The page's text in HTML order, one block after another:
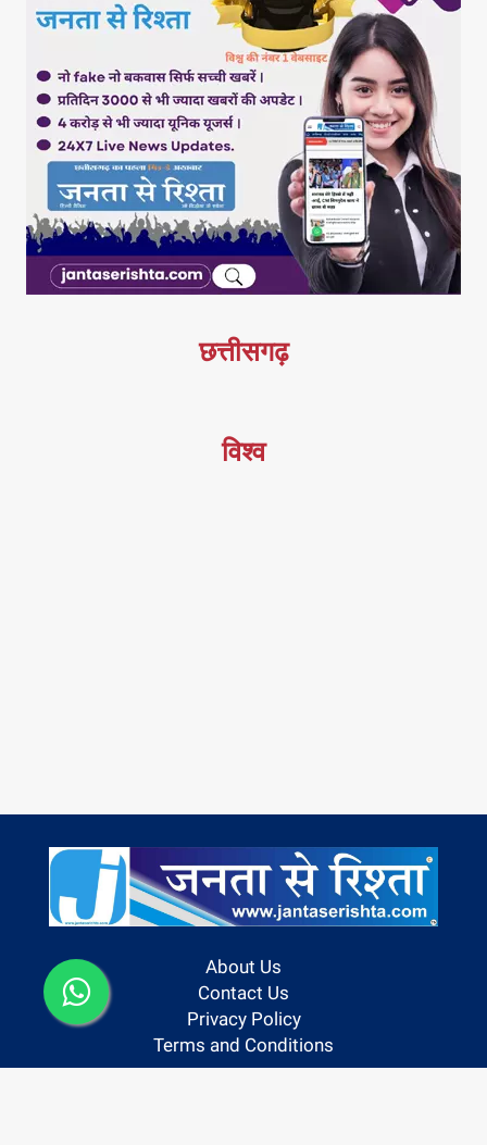
छत्तीसगढ़
विश्व
About Us
Contact Us
Privacy Policy
Terms and Conditions